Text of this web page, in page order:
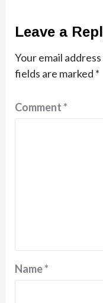
Leave a
Your email
fields are marked *
Comment*
Name*